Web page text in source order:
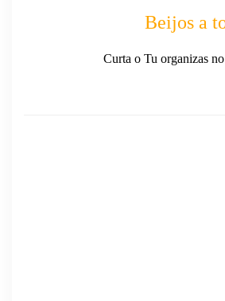
Beijos a
Curta o Tu organizas